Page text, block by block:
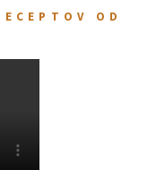
OD